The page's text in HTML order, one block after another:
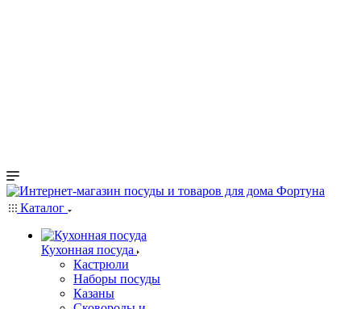
Каталог
Кухонная посуда
Кастрюли
Наборы посуды
Казаны